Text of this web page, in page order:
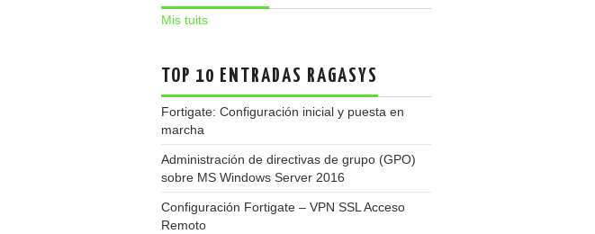
Mis tuits
TOP 10 ENTRADAS RAGASYS
Fortigate: Configuración inicial y puesta en
marcha
Administración de directivas de grupo (GPO)
sobre MS Windows Server 2016
Configuración Fortigate – VPN SSL Acceso
Remoto